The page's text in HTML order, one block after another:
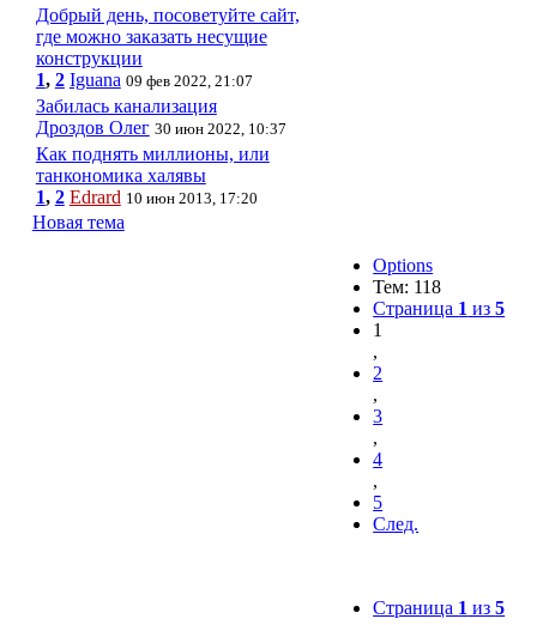
Добрый день, посоветуйте сайт,
где можно заказать несущие
конструкции
1, 2 Iguana 09 фев 2022, 21:07
Забилась канализация
Дроздов Олег 30 июн 2022, 10:37
Как поднять миллионы, или
танкономика халявы
1, 2 Edrard 10 июн 2013, 17:20
Новая тема
Options
Тем: 118
Страница 1 из5
1
,
2
,
3
,
4
,
5
След.
Страница 1 из5